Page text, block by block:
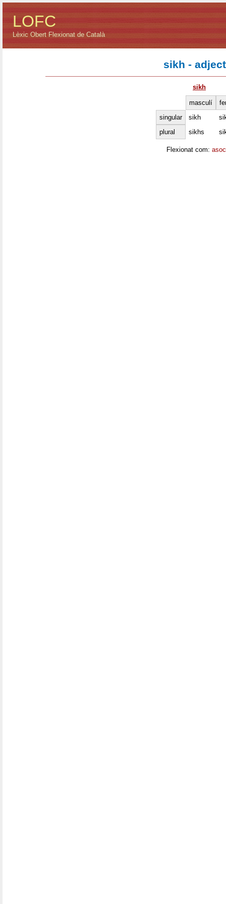
LOFC
Lèxic Obert Flexionat de Català
sikh -
sikh
masculí
singular
sikh
plural
sikhs
Flexionat com: